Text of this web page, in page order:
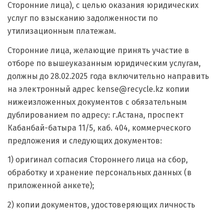
Сторонние лица), с целью оказания юридических
услуг по взысканию задолженности по
утилизационным платежам.
Сторонние лица, желающие принять участие в
отборе по вышеуказанным юридическим услугам,
должны до 28.02.2025 года включительно направить
на электронный адрес kense@recycle.kz копии
нижеизложенных документов с обязательным
дублированием по адресу: г.Астана, проспект
Кабанбай-батыра 11/5, каб. 404, коммерческого
предложения и следующих документов:
1) оригинал согласия Стороннего лица на сбор,
обработку и хранение персональных данных (в
приложенной анкете);
2) копии документов, удостоверяющих личность